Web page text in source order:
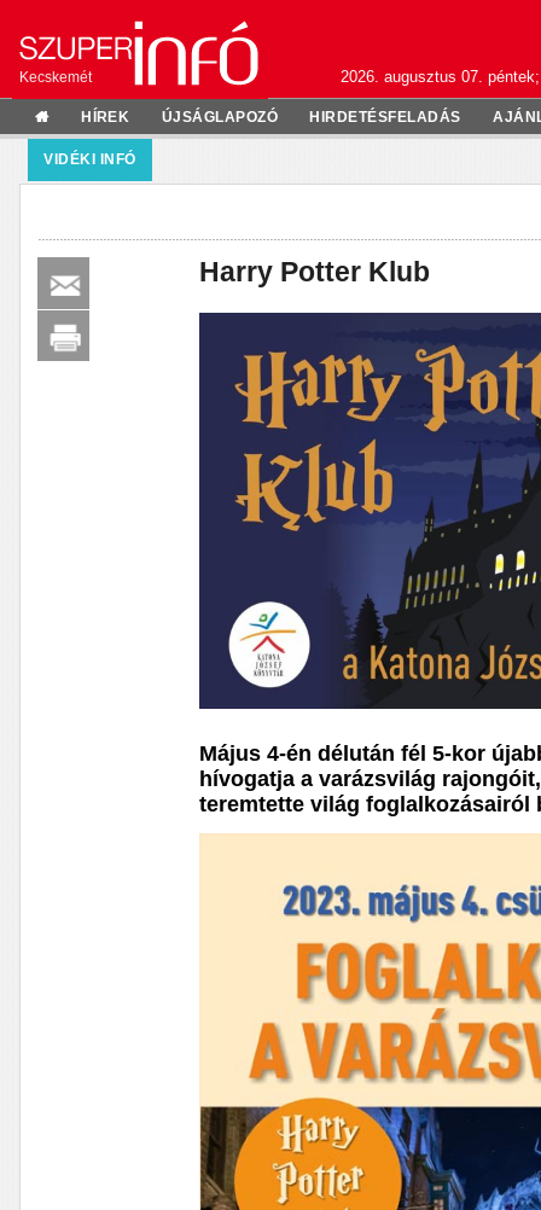
Kecskemét 2026. augusztus 07.
HÍREK ÚJSÁGLAPOZÓ HIRDETÉSFELADÁS
VIDÉKI INFÓ
Harry Potter Klub
Május 4-én délután fél 5-kor
hívogatja a varázsvilág
teremtette világ foglalkozásairól